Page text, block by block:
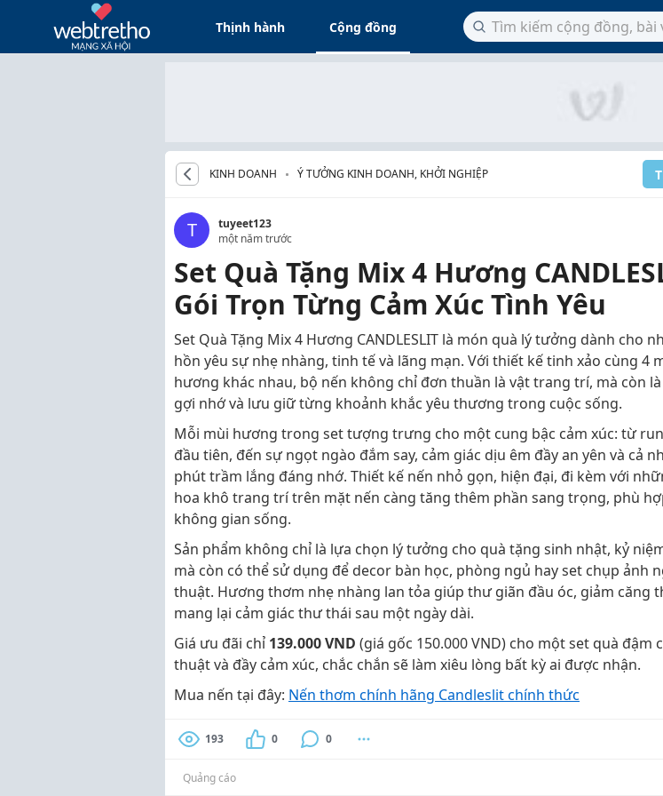
Thịnh hành Cộng đồng
KINH DOANH Ý TƯỞNG KINH DOANH, KHỞI NGHIỆP
T
tuyeet123
một năm trước
Set Quà Tặng Mix 4 Hương
Gói Trọn Từng Cảm Xúc Tình Yêu
Set Quà Tặng Mix 4 Hương CANDLESLIT là món quà lý tưởng dành cho
hồn yêu sự nhẹ nhàng, tinh tế và lãng mạn. Với thiết kế tinh xảo cùng 4
hương khác nhau, bộ nến không chỉ đơn thuần là vật trang trí, mà còn
gợi nhớ và lưu giữ từng khoảnh khắc yêu thương trong cuộc sống.
Mỗi mùi hương trong set tượng trưng cho một cung bậc cảm xúc: từ
đầu tiên, đến sự ngọt ngào đắm say, cảm giác dịu êm đầy an yên và cả
phút trầm lắng đáng nhớ. Thiết kế nến nhỏ gọn, hiện đại, đi kèm với
hoa khô trang trí trên mặt nến càng tăng thêm phần sang trọng, phù
không gian sống.
Sản phẩm không chỉ là lựa chọn lý tưởng cho quà tặng sinh nhật, kỷ
mà còn có thể sử dụng để decor bàn học, phòng ngủ hay set chụp ảnh
thuật. Hương thơm nhẹ nhàng lan tỏa giúp thư giãn đầu óc, giảm căng
mang lại cảm giác thư thái sau một ngày dài.
Giá ưu đãi chỉ 139.000 VND (giá gốc 150.000 VND) cho một set quà đậm
thuật và đầy cảm xúc, chắc chắn sẽ làm xiêu lòng bất kỳ ai được nhận.
Mua nến tại đây: Nến thơm chính hãng Candleslit chính thức
193 0 0
Quảng cáo